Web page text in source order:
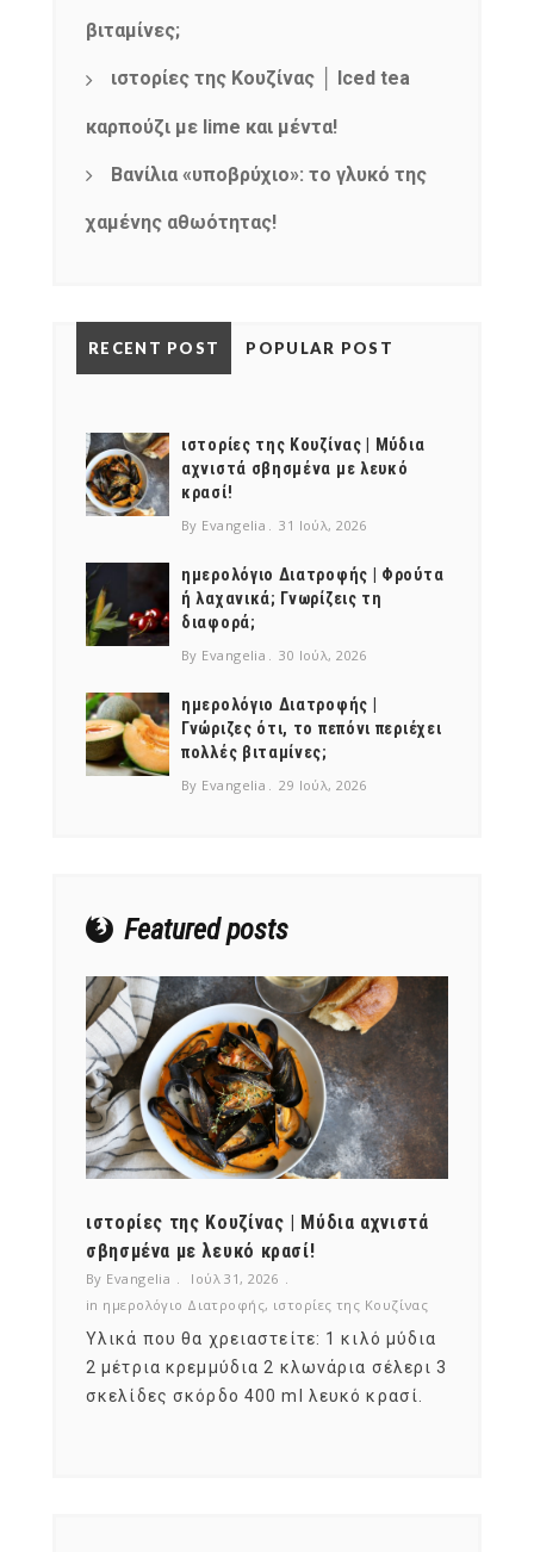
βιταμίνες;
ιστορίες της Κουζίνας │ Iced tea
καρπούζι με lime και μέντα!
Βανίλια «υποβρύχιο»: το γλυκό της
χαμένης αθωότητας!
RECENT POST POPULAR POST
ιστορίες της Κουζίνας | Μύδια
αχνιστά σβησμένα με λευκό
κρασί!
By Evangelia 31 Ιούλ, 2026
ημερολόγιο Διατροφής | Φρούτα
ή λαχανικά; Γνωρίζεις τη
διαφορά;
By Evangelia 30 Ιούλ, 2026
ημερολόγιο Διατροφής |
Γνώριζες ότι, το πεπόνι περιέχει
πολλές βιταμίνες;
By Evangelia 29 Ιούλ, 2026
Featured posts
ιστορίες της Κουζίνας | Μύδια αχνιστά
σβησμένα με λευκό κρασί!
By Evangelia
Ιούλ 31, 2026
in ημερολόγιο Διατροφής, ιστορίες της Κουζίνας
Υλικά που θα χρειαστείτε: 1 κιλό μύδια
2 μέτρια κρεμμύδια 2 κλωνάρια σέλερι 3
σκελίδες σκόρδο 400 ml λευκό κρασί.